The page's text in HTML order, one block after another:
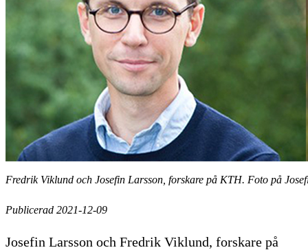
Fredrik Viklund och Josefin Larsson, forskare på KTH. Foto på
Publicerad 2021-12-09
Josefin Larsson och Fredrik Viklund, forskare på